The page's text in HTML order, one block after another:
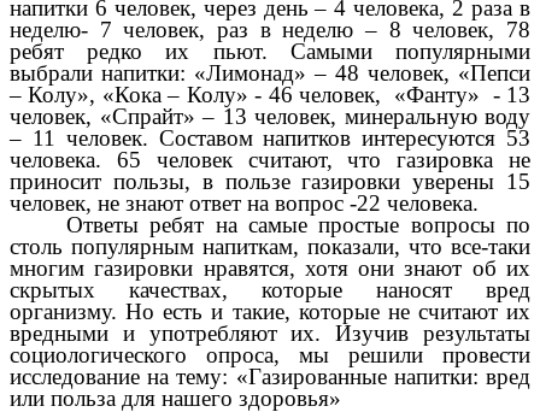
напитки 6 человек, через день – 4 человека, 2 раза в
неделю- 7 человек, раз в неделю – 8 человек, 78
ребят редко их пьют. Самыми популярными
выбрали напитки: «Лимонад» – 48 человек, «Пепси
– Колу», «Кока – Колу» - 46 человек, «Фанту» - 13
человек, «Спрайт» – 13 человек, минеральную воду
– 11 человек. Составом напитков интересуются 53
человека. 65 человек считают, что газировка не
приносит пользы, в пользе газировки уверены 15
человек, не знают ответ на вопрос -22 человека.
Ответы ребят на самые простые вопросы по
столь популярным напиткам, показали, что все-таки
многим газировки нравятся, хотя они знают об их
скрытых качествах, которые наносят вред
организму. Но есть и такие, которые не считают их
вредными и употребляют их. Изучив результаты
социологического опроса, мы решили провести
исследование на тему: «Газированные напитки: вред
или польза для нашего здоровья»